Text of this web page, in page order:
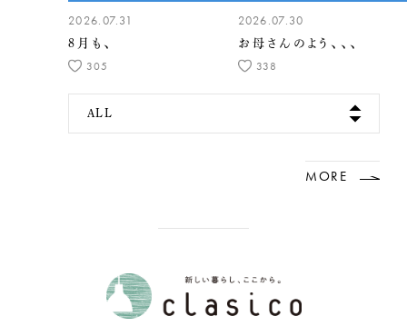
2026.07.31
8月も、
305
2026.07.30
お母さんのよう、、、
338
ALL
MORE